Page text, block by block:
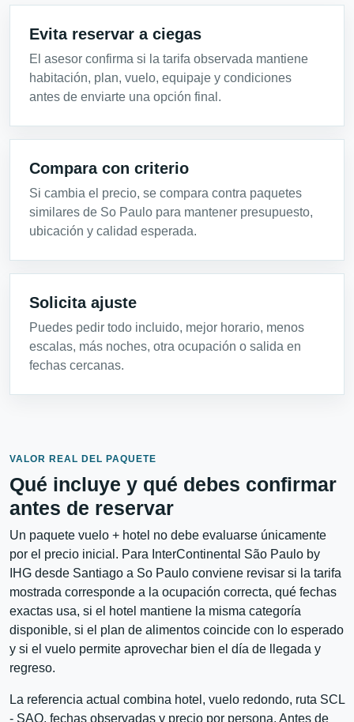
Evita reservar a ciegas
El asesor confirma si la tarifa observada mantiene
habitación, plan, vuelo, equipaje y condiciones
antes de enviarte una opción final.
Compara con criterio
Si cambia el precio, se compara contra paquetes
similares de So Paulo para mantener presupuesto,
ubicación y calidad esperada.
Solicita ajuste
Puedes pedir todo incluido, mejor horario, menos
escalas, más noches, otra ocupación o salida en
fechas cercanas.
VALOR REAL DEL PAQUETE
Qué incluye y qué debes confirmar
antes de reservar
Un paquete vuelo + hotel no debe evaluarse únicamente
por el precio inicial. Para InterContinental São Paulo by
IHG desde Santiago a So Paulo conviene revisar si la tarifa
mostrada corresponde a la ocupación correcta, qué fechas
exactas usa, si el hotel mantiene la misma categoría
disponible, si el plan de alimentos coincide con lo esperado
y si el vuelo permite aprovechar bien el día de llegada y
regreso.
La referencia actual combina hotel, vuelo redondo, ruta SCL
- SAO, fechas observadas y precio por persona. Antes de